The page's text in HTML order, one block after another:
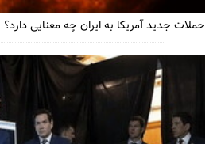
حملات جدید آمریکا به ایران چه معنایی دارد؟